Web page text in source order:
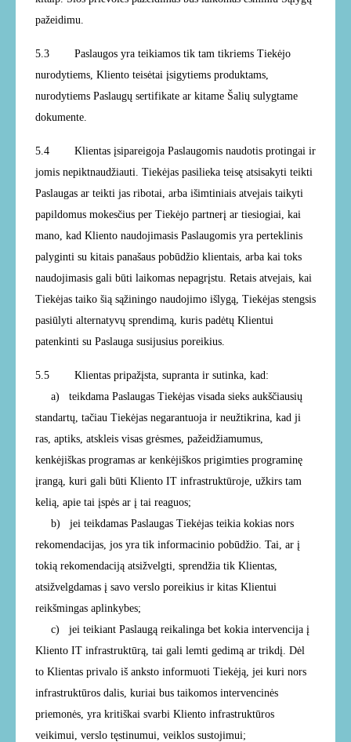
pažeidimu.
5.3 Paslaugos yra teikiamos tik tam tikriems Tiekėjo
nurodytiems, Kliento teisėtai įsigytiems produktams,
nurodytiems Paslaugų sertifikate ar kitame Šalių sulygtame
dokumente.
5.4 Klientas įsipareigoja Paslaugomis naudotis protingai ir
jomis nepiktnaudžiauti. Tiekėjas pasilieka teisę atsisakyti teikti
Paslaugas ar teikti jas ribotai, arba išimtiniais atvejais taikyti
papildomus mokesčius per Tiekėjo partnerį ar tiesiogiai, kai
mano, kad Kliento naudojimasis Paslaugomis yra perteklinis
palyginti su kitais panašaus pobūdžio klientais, arba kai toks
naudojimasis gali būti laikomas nepagrįstu. Retais atvejais, kai
Tiekėjas taiko šią sąžiningo naudojimo išlygą, Tiekėjas stengsis
pasiūlyti alternatyvų sprendimą, kuris padėtų Klientui
patenkinti su Paslauga susijusius poreikius.
5.5 Klientas pripažįsta, supranta ir sutinka, kad:
a) teikdama Paslaugas Tiekėjas visada sieks aukščiausių
standartų, tačiau Tiekėjas negarantuoja ir neužtikrina, kad ji
ras, aptiks, atskleis visas grėsmes, pažeidžiamumus,
kenkėjiškas programas ar kenkėjiškos prigimties programinę
įrangą, kuri gali būti Kliento IT infrastruktūroje, užkirs tam
kelią, apie tai įspės ar į tai reaguos;
b) jei teikdamas Paslaugas Tiekėjas teikia kokias nors
rekomendacijas, jos yra tik informacinio pobūdžio. Tai, ar į
tokią rekomendaciją atsižvelgti, sprendžia tik Klientas,
atsižvelgdamas į savo verslo poreikius ir kitas Klientui
reikšmingas aplinkybes;
c) jei teikiant Paslaugą reikalinga bet kokia intervencija į
Kliento IT infrastruktūrą, tai gali lemti gedimą ar trikdį. Dėl
to Klientas privalo iš anksto informuoti Tiekėją, jei kuri nors
infrastruktūros dalis, kuriai bus taikomos intervencinės
priemonės, yra kritiškai svarbi Kliento infrastruktūros
veikimui, verslo tęstinumui, veiklos sustojimui;